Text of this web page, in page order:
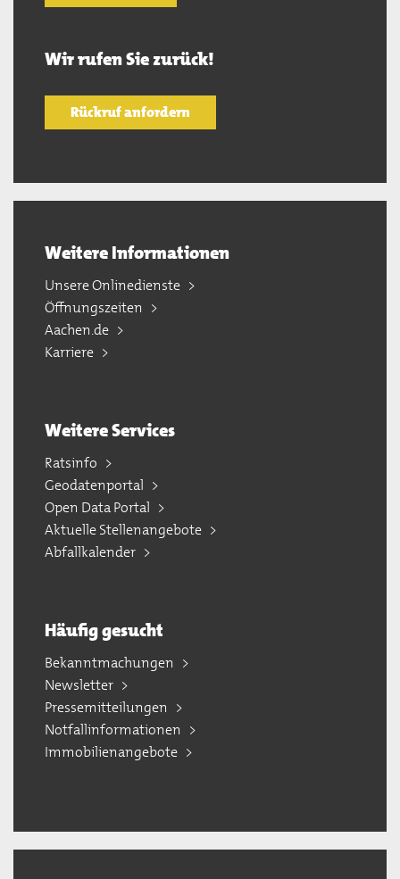
Wir rufen Sie zurück!
Rückruf anfordern
Weitere Informationen
Unsere Onlinedienste
Öffnungszeiten
Aachen.de
Karriere
Weitere Services
Ratsinfo
Geodatenportal
Open Data Portal
Aktuelle Stellenangebote
Abfallkalender
Häufig gesucht
Bekanntmachungen
Newsletter
Pressemitteilungen
Notfallinformationen
Immobilienangebote